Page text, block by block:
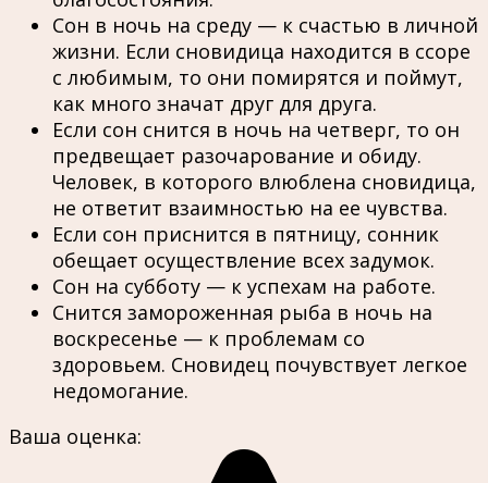
Сон в ночь на среду — к счастью в личной
жизни. Если сновидица находится в ссоре
с любимым, то они помирятся и поймут,
как много значат друг для друга.
Если сон снится в ночь на четверг, то он
предвещает разочарование и обиду.
Человек, в которого влюблена сновидица,
не ответит взаимностью на ее чувства.
Если сон приснится в пятницу, сонник
обещает осуществление всех задумок.
Сон на субботу — к успехам на работе.
Снится замороженная рыба в ночь на
воскресенье — к проблемам со
здоровьем. Сновидец почувствует легкое
недомогание.
Ваша оценка: